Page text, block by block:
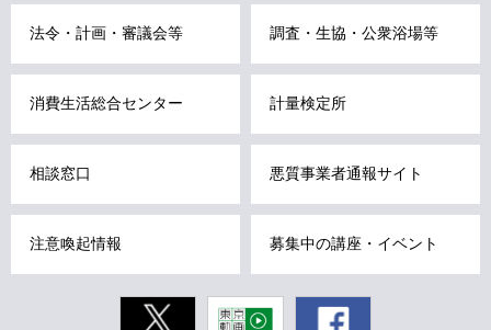
で
法令・計画・審議会等 調査・生協・公衆浴場等
消費生活総合センター 計量検定所
相談窓口 悪質事業者通報サイト
注意喚起情報 募集中の講座・イベント
Twitter
東京動画
東京都公式
Facebook